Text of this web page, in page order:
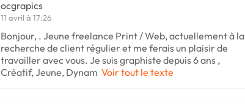
ocgrapics
11 avril à 17:26
Bonjour, . Jeune freelance Print / Web, actuellement à la
recherche de client régulier et me ferais un plaisir de
travailler avec vous. Je suis graphiste depuis 6 ans ,
Créatif, Jeune, Dynam Voir tout le texte